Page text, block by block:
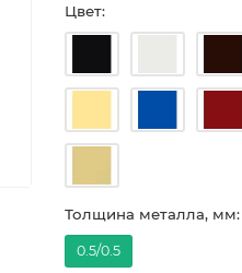
Цвет:
Толщина металла, мм:
0.5/0.5